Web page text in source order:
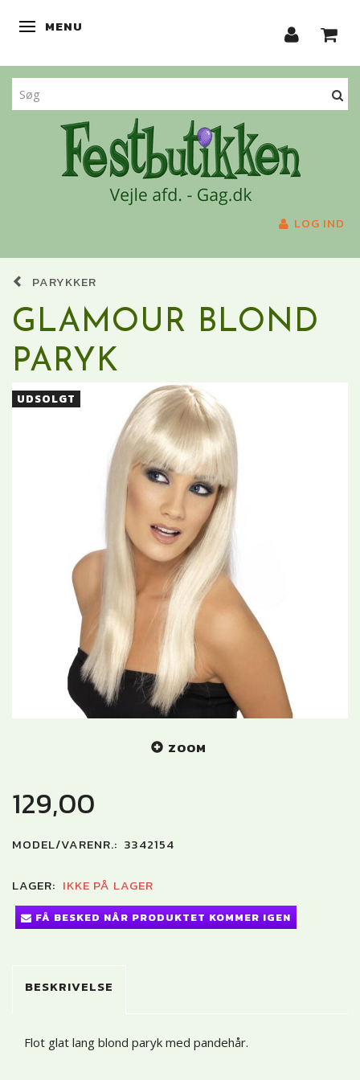
SKIFTE NAVIGATION
MENU
LOG IND
PARYKKER
GLAMOUR BLOND
PARYK
UDSOLGT
ZOOM
129,00
MODEL/VARENR.: 3342154
LAGER: IKKE PÅ LAGER
FÅ BESKED NÅR PRODUKTET KOMMER IGEN
BESKRIVELSE
Flot glat lang blond paryk med pandehår.